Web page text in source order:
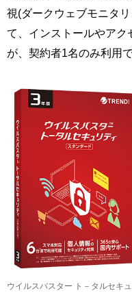
視(ダークウェブモニタ
て、インストールやアク
が、契約者1名のみ利用で
ウイルスバスター ト－タルセキ